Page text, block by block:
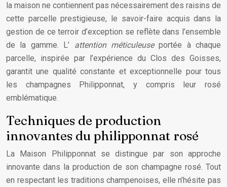
la maison ne contiennent pas nécessairement des raisins de
cette parcelle prestigieuse, le savoir-faire acquis dans la
gestion de ce terroir d’exception se reflète dans l’ensemble
de la gamme. L’ attention méticuleuseportée à chaque
parcelle, inspirée par l’expérience du Clos des Goisses,
garantit une qualité constante et exceptionnelle pour tous
les champagnes Philipponnat, y compris leur rosé
emblématique.
Techniques de production
innovantes du philipponnat rosé
La Maison Philipponnat se distingue par son approche
innovante dans la production de son champagne rosé. Tout
en respectant les traditions champenoises, elle n’hésite pas